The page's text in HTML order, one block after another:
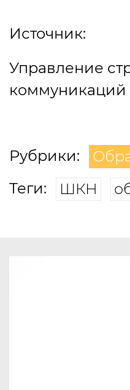
Источник:
Управление
Рубрики:
Теги:
ШКН